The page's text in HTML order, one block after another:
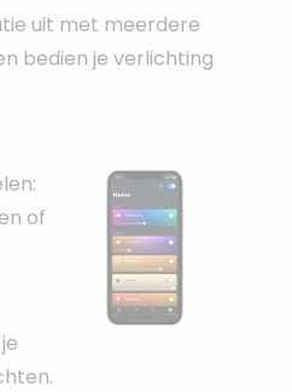
uit met meerdere
bedien je verlichting
of